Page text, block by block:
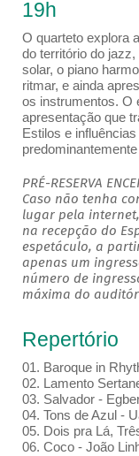
19h
O quarteto explora
do território do
solar, o piano
ritmar, e ainda
os instrumentos. O
apresentação que
Estilos e
PRÉ-RESERVA
Caso não tenha
lugar pela
na recepção do
espetáculo, a
apenas um
número de
máxima do
Repertório
01. Baroque in
02. Lamento
03. Salvador -
04. Tons de Azul -
05. Dois pra Lá,
06. Coco - João